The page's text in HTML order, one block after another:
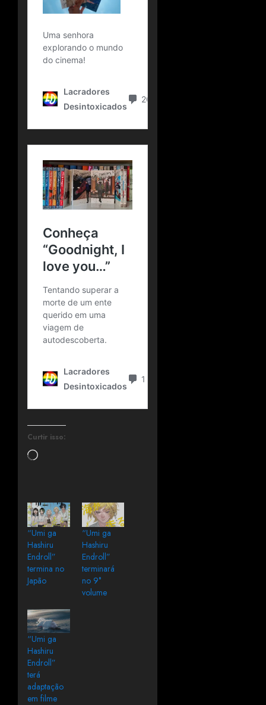
Curtir isso:
“Umi ga
Hashiru
Endroll”
termina no
Japão
“Umi ga
Hashiru
Endroll”
terminará
no 9°
volume
“Umi ga
Hashiru
Endroll”
terá
adaptação
em filme